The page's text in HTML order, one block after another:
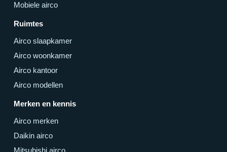
Mobiele airco
Ruimtes
Airco slaapkamer
Airco woonkamer
Airco kantoor
Airco modellen
Merken en kennis
Airco merken
Daikin airco